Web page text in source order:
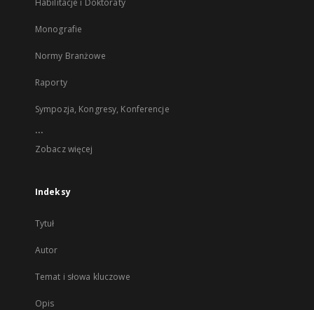
Habilitacje i Doktoraty
Monografie
Normy Branżowe
Raporty
Sympozja, Kongresy, Konferencje
...
Zobacz więcej
Indeksy
Tytuł
Autor
Temat i słowa kluczowe
Opis